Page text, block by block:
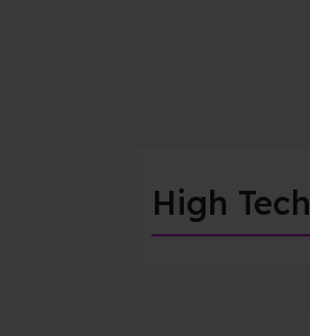
High Tech